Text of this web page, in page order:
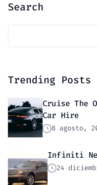
Search
Trending Posts
Cruise The
Car Hire
8 agosto,
Infiniti
24